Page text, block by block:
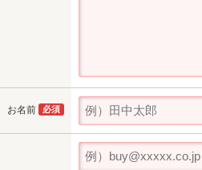
お名前 必須